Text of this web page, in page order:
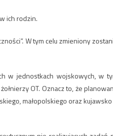
ich rodzin.
W tym celu zmieniony
w jednostkach wojskowych, w
OT. Oznacz to, że
małopolskiego oraz